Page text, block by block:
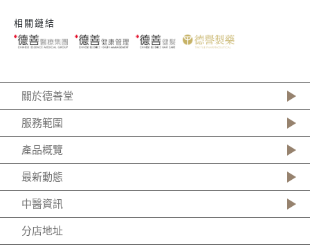
相關鏈結
關於德善堂
服務範圍
產品概覽
最新動態
中醫資訊
分店地址